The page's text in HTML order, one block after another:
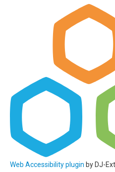
Web Accessibility plugin by DJ-